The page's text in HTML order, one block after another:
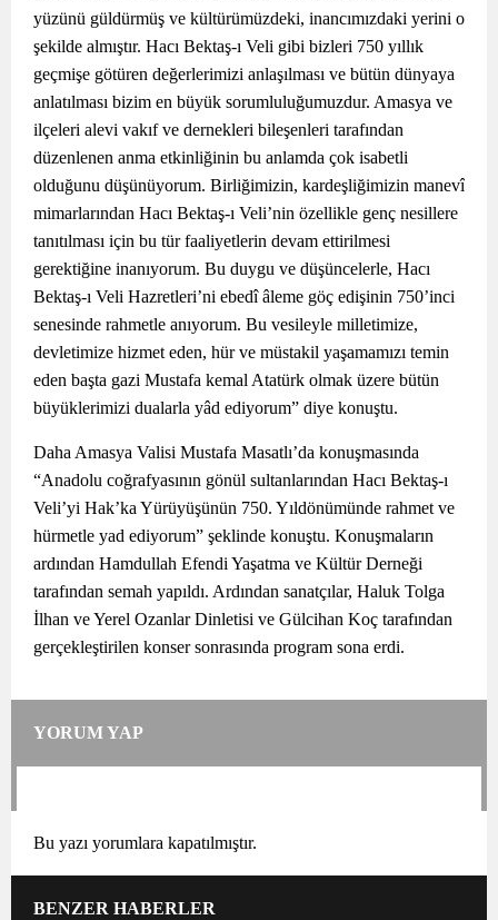
yüzünü güldürmüş ve kültürümüzdeki, inancımızdaki yerini o
şekilde almıştır. Hacı Bektaş-ı Veli gibi bizleri 750 yıllık
geçmişe götüren değerlerimizi anlaşılması ve bütün dünyaya
anlatılması bizim en büyük sorumluluğumuzdur. Amasya ve
ilçeleri alevi vakıf ve dernekleri bileşenleri tarafından
düzenlenen anma etkinliğinin bu anlamda çok isabetli
olduğunu düşünüyorum. Birliğimizin, kardeşliğimizin manevî
mimarlarından Hacı Bektaş-ı Veli’nin özellikle genç nesillere
tanıtılması için bu tür faaliyetlerin devam ettirilmesi
gerektiğine inanıyorum. Bu duygu ve düşüncelerle, Hacı
Bektaş-ı Veli Hazretleri’ni ebedî âleme göç edişinin 750’inci
senesinde rahmetle anıyorum. Bu vesileyle milletimize,
devletimize hizmet eden, hür ve müstakil yaşamamızı temin
eden başta gazi Mustafa kemal Atatürk olmak üzere bütün
büyüklerimizi dualarla yâd ediyorum” diye konuştu.
Daha Amasya Valisi Mustafa Masatlı’da konuşmasında
“Anadolu coğrafyasının gönül sultanlarından Hacı Bektaş-ı
Veli’yi Hak’ka Yürüyüşünün 750. Yıldönümünde rahmet ve
hürmetle yad ediyorum” şeklinde konuştu. Konuşmaların
ardından Hamdullah Efendi Yaşatma ve Kültür Derneği
tarafından semah yapıldı. Ardından sanatçılar, Haluk Tolga
İlhan ve Yerel Ozanlar Dinletisi ve Gülcihan Koç tarafından
gerçekleştirilen konser sonrasında program sona erdi.
YORUM YAP
Bu yazı yorumlara kapatılmıştır.
BENZER HABERLER